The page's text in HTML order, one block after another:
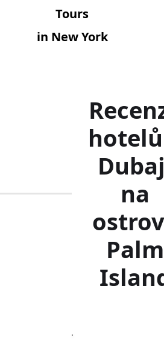
Tours
in New York
na
Palm